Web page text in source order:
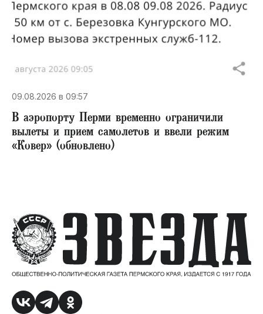
09.08.2026 в 09:57
В аэропорту Перми временно ограничили
вылеты и прием самолетов и ввели режим
«Ковер» (обновлено)